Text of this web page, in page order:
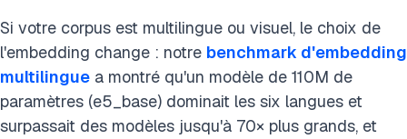
Si votre corpus est multilingue ou visuel, le choix de
l'embedding change : notre benchmark d'embedding
multilingue a montré qu'un modèle de 110M de
paramètres (e5_base) dominait les six langues et
surpassait des modèles jusqu'à 70× plus grands, et